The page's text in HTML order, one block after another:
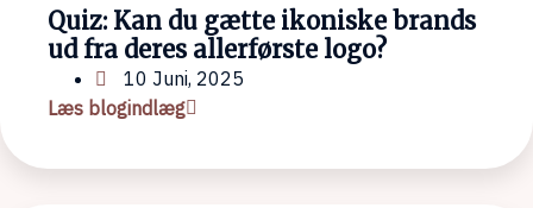
Quiz: Kan du gætte ikoniske brands
ud fra deres allerførste logo?
10 Juni, 2025
Læs blogindlæg